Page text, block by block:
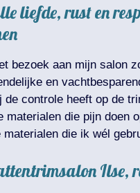
liefde, rust en
bezoek aan mijn salon
en
de controle heeft op de
materialen die pijn doen
materialen die ik wél
Ilse,